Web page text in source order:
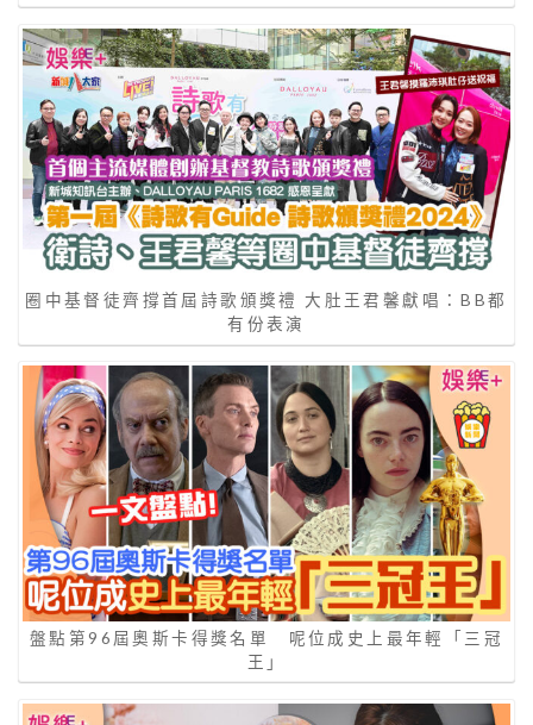
圈中基督徒齊撐首屆詩歌頒獎禮 大肚王君馨獻唱：BB都
有份表演
盤點第96屆奧斯卡得獎名單 呢位成史上最年輕「三冠
王」